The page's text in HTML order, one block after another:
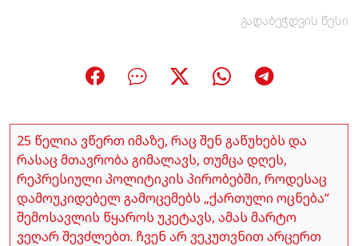
გადაბეჭდვის წესი
25 წელია ვწერთ იმაზე, რაც შენ გაწუხებს და
რასაც მთავრობა გიმალავს, თუმცა დღეს,
რეპრესიული პოლიტიკის პირობებში, როდესაც
დამოუკიდებელ გამოცემებს „ქართული ოცნება“
შემოსავლის წყაროს უკეტავს, ამას მარტო
ვეღარ შევძლებთ. ჩვენ არ ვეკუთვნით არცერთ